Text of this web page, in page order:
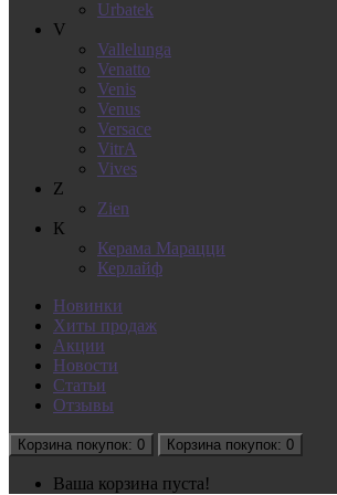
Urbatek
V
Vallelunga
Venatto
Venis
Venus
Versace
VitrA
Vives
Z
Zien
К
Керама Марацци
Керлайф
Новинки
Хиты продаж
Акции
Новости
Статьи
Отзывы
Корзина покупок: 0 Корзина покупок: 0
Ваша корзина пуста!